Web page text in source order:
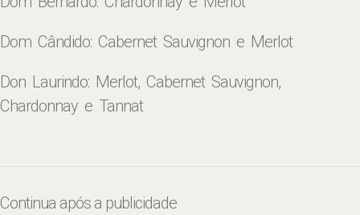
Dom Cândido: Cabernet Sauvignon e Merlot
Don Laurindo: Merlot, Cabernet Sauvignon,
Chardonnay e Tannat
Continua após a publicidade